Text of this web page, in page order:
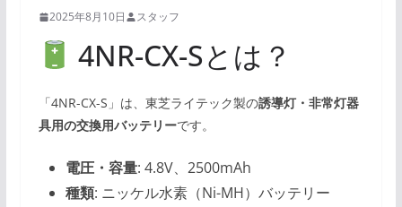
2025年8月10日 スタッフ
4NR-CX-Sとは？
「4NR-CX-S」は、東芝ライテック製の誘導灯・非常灯器
具用の交換用バッテリーです。
電圧・容量: 4.8V、2500mAh
種類: ニッケル水素（Ni-MH）バッテリー